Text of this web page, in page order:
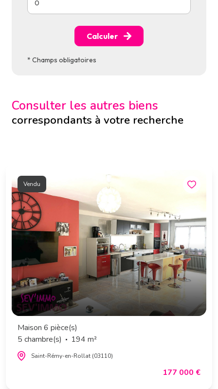
Calculer
* Champs obligatoires
Consulter les autres biens
correspondants à votre recherche
Vendu
Maison 6 pièce(s)
5 chambre(s)
194 m²
Saint-Rémy-en-Rollat (03110)
177 000 €